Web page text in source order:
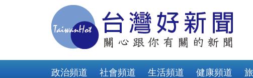
政治頻道 社會頻道 生活頻道 健康頻道